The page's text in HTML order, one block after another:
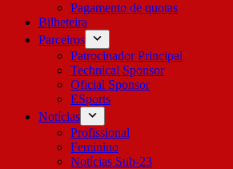
Pagamento de quotas
Bilheteira
Parceiros
Patrocinador Principal
Technical Sponsor
Oficial Sponsor
ESports
Notícias
Profissional
Feminino
Notícias Sub-23